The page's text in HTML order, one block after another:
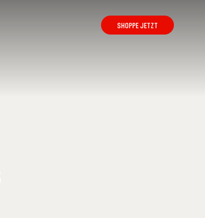
SHOPPE JETZT